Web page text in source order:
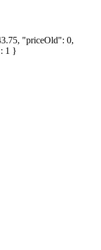
"priceOld": 0,
1 }